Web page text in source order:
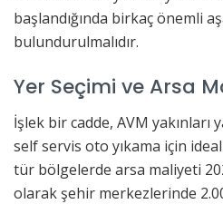
başlandığında birkaç önemli
bulundurulmalıdır.
Yer Seçimi ve Arsa
İşlek bir cadde, AVM
self servis oto yıkama için
tür bölgelerde arsa maliyeti
olarak şehir merkezlerinde